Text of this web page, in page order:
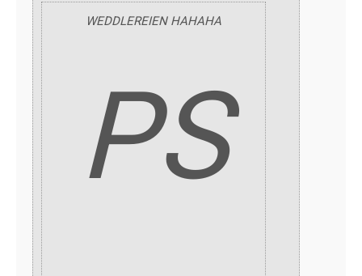
WEDDLEREIEN HAHAHA
PS